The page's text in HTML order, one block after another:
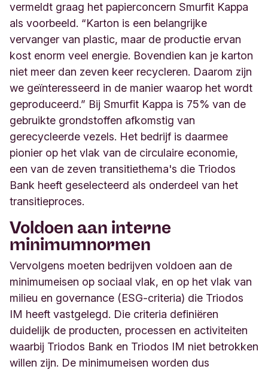
vermeldt graag het papierconcern Smurfit Kappa
als voorbeeld. “Karton is een belangrijke
vervanger van plastic, maar de productie ervan
kost enorm veel energie. Bovendien kan je karton
niet meer dan zeven keer recycleren. Daarom zijn
we geïnteresseerd in de manier waarop het wordt
geproduceerd.” Bij Smurfit Kappa is 75% van de
gebruikte grondstoffen afkomstig van
gerecycleerde vezels. Het bedrijf is daarmee
pionier op het vlak van de circulaire economie,
een van de zeven transitiethema's die Triodos
Bank heeft geselecteerd als onderdeel van het
transitieproces.
Voldoen aan interne
minimumnormen
Vervolgens moeten bedrijven voldoen aan de
minimumeisen op sociaal vlak, en op het vlak van
milieu en governance (ESG-criteria) die Triodos
IM heeft vastgelegd. Die criteria definiëren
duidelijk de producten, processen en activiteiten
waarbij Triodos Bank en Triodos IM niet betrokken
willen zijn. De minimumeisen worden dus